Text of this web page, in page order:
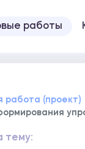
работы
работа (проект)
тему: